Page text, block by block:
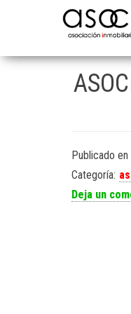
Publicado en
Categoría:
Deja un